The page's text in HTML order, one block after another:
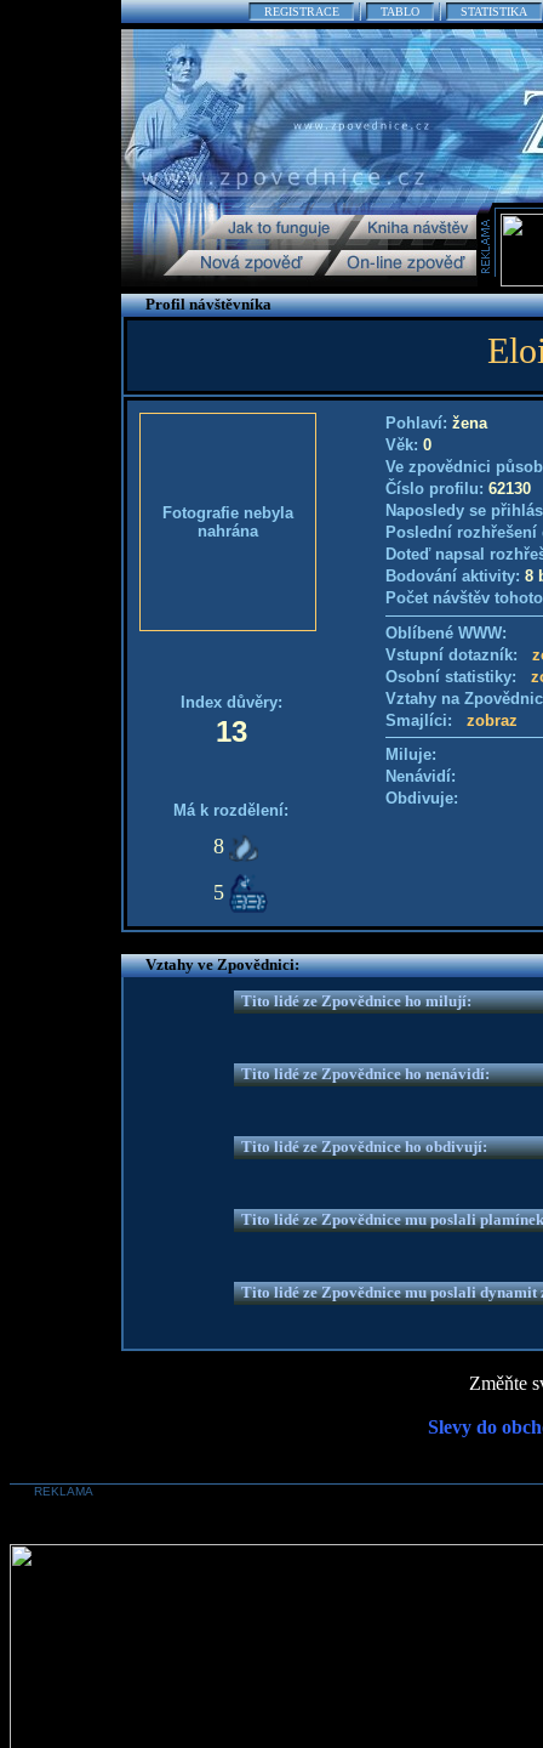
REGISTRACE TABLO STATISTIKA
Profil návštěvníka
Fotografie nebyla
nahrána
Index důvěry:
13
Má k rozdělení:
8
5
Pohlaví: žena
Věk: 0
Ve zpovědnici
Číslo profilu: 62130
Naposledy se
Poslední
Doteď napsal
Bodování aktivity: 8
Počet návštěv
Oblíbené WWW:
Vstupní dotazník:
Osobní statistiky:
Vztahy na
Smajlíci: zobraz
Miluje:
Nenávidí:
Obdivuje:
Vztahy ve Zpovědnici:
Tito lidé ze Zpovědnice ho milují:
Tito lidé ze Zpovědnice ho nenávidí:
Tito lidé ze Zpovědnice ho obdivují:
Tito lidé ze Zpovědnice mu poslali
Tito lidé ze Zpovědnice mu poslali dynamit
Změňte
Slevy do
REKLAMA